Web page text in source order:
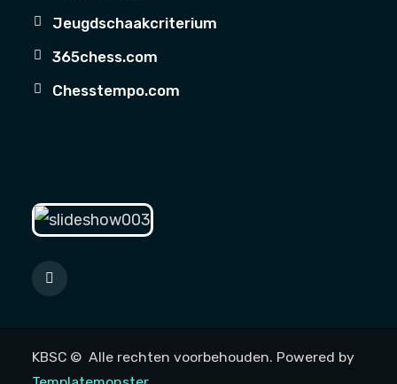
Jeugdschaakcriterium
365chess.com
Chesstempo.com
KBSC © Alle rechten voorbehouden. Powered by